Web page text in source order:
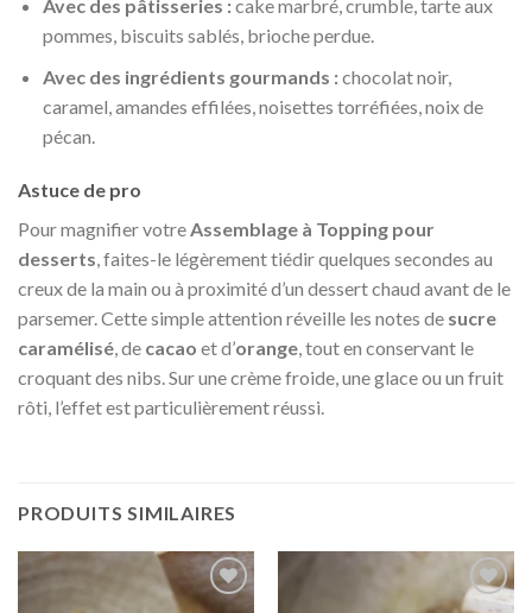
Avec des pâtisseries :cake marbré, crumble, tarte aux
pommes, biscuits sablés, brioche perdue.
Avec des ingrédients gourmands :chocolat noir,
caramel, amandes effilées, noisettes torréfiées, noix de
pécan.
Astuce de pro
Pour magnifier votreAssemblage à Topping pour
desserts, faites-le légèrement tiédir quelques secondes au
creux de la main ou à proximité d’un dessert chaud avant de le
parsemer. Cette simple attention réveille les notes de sucre
caramélisé, de cacao et d’orange, tout en conservant le
croquant des nibs. Sur une crème froide, une glace ou un fruit
rôti, l’effet est particulièrement réussi.
PRODUITS SIMILAIRES